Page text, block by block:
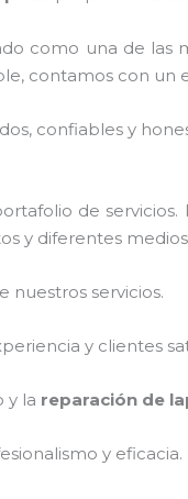
como una de las
contamos con
confiables y
de
y diferentes
nuestros servicios.
y clientes
y la reparación de
y eficacia.